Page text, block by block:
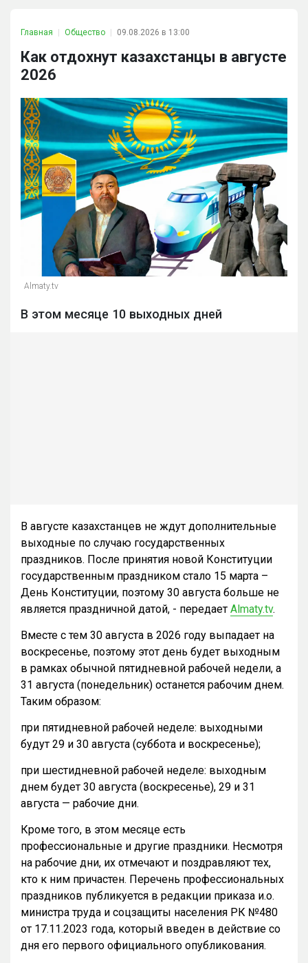
Главная Общество 09.08.2026 в 13:00
Как отдохнут казахстанцы в августе
2026
Almaty.tv
В этом месяце 10 выходных дней
В августе казахстанцев не ждут дополнительные
выходные по случаю государственных
праздников. После принятия новой Конституции
государственным праздником стало 15 марта –
День Конституции, поэтому 30 августа больше не
является праздничной датой, - передает Almaty.tv.
Вместе с тем 30 августа в 2026 году выпадает на
воскресенье, поэтому этот день будет выходным
в рамках обычной пятидневной рабочей недели, а
31 августа (понедельник) останется рабочим днем.
Таким образом:
при пятидневной рабочей неделе: выходными
будут 29 и 30 августа (суббота и воскресенье);
при шестидневной рабочей неделе: выходным
днем будет 30 августа (воскресенье), 29 и 31
августа — рабочие дни.
Кроме того, в этом месяце есть
профессиональные и другие праздники. Несмотря
на рабочие дни, их отмечают и поздравляют тех,
кто к ним причастен. Перечень профессиональных
праздников публикуется в редакции приказа и.о.
министра труда и соцзащиты населения РК №480
от 17.11.2023 года, который введен в действие со
дня его первого официального опубликования.